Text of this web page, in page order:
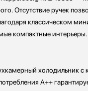
Отсутствие ручек
классическом
компактные
холодильник
A++